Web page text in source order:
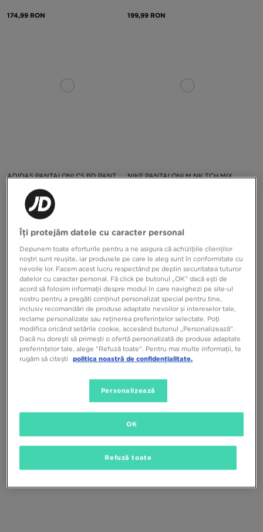
174,99 RON 199,99 RON
ADIDAS PANTALONI CS BD PANT
274,99 RON
NIKE PANTALONI M NK TCH MIX
ADIDAS TRICOU EVERYDAY
JORDAN TRICOU M J BRK LSR GFX
199,99 RON
Îți protejăm datele cu caracter personal
Depunem toate eforturile pentru a ne asigura că achizițiile clienților
noștri sunt reușite, iar produsele pe care le aleg sunt în conformitate cu
nevoile lor. Facem acest lucru respectând pe deplin securitatea tuturor
datelor cu caracter personal. Fă click pe butonul „OK” dacă ești de
acord să folosim informații despre modul în care navighezi pe site-ul
nostru pentru a pregăti conținut personalizat special pentru tine,
inclusiv recomandări de produse adaptate nevoilor și intereselor tale,
reclame personalizate sau reținerea preferințelor selectate. Poți
modifica oricând setările cookie, accesând butonul „Personalizează”.
Dacă nu dorești să primești o ofertă personalizată de produse adaptate
preferințelor tale, alege "Refuză toate". Pentru mai multe informații, te
rugăm să citești
politica noastră de confidențialitate.
Personalizează
Refuză toate
OK